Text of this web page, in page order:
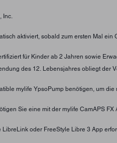
Inc.
aktiviert, sobald zum ersten Mal
für Kinder ab 2 Jahren sowie
des 12. Lebensjahres obliegt der
mylife YpsoPump benötigen, um
Sie eine mit der mylife CamAPS
LibreLink oder FreeStyle Libre 3 App